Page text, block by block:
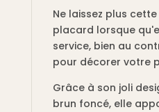
Ne laissez plus
placard lorsque
service, bien au
pour décorer votre
Grâce à son joli
brun foncé, elle